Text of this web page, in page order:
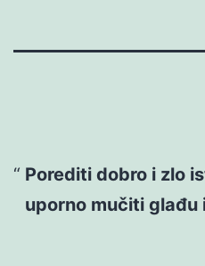
Porediti dobro i zlo
uporno mučiti glađu